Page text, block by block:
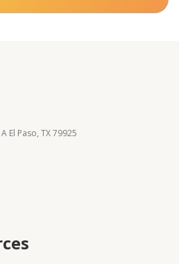
El Paso, TX 79925